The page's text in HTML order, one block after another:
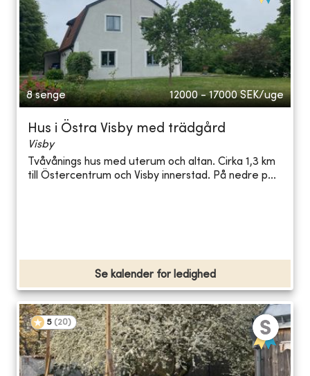
8 senge 12000 - 17000 SEK/uge
Hus i Östra Visby med trädgård
Visby
Tvåvånings hus med uterum och altan. Cirka 1,3 km
till Östercentrum och Visby innerstad. På nedre p...
Se kalender for ledighed
5 (20)